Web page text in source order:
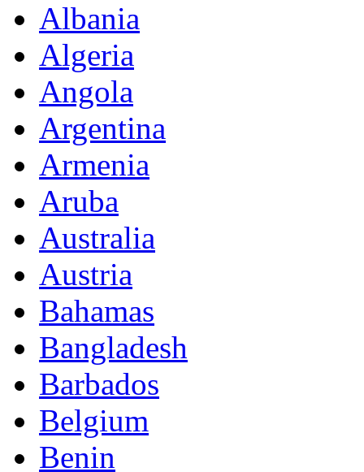
Albania
Algeria
Angola
Argentina
Armenia
Aruba
Australia
Austria
Bahamas
Bangladesh
Barbados
Belgium
Benin